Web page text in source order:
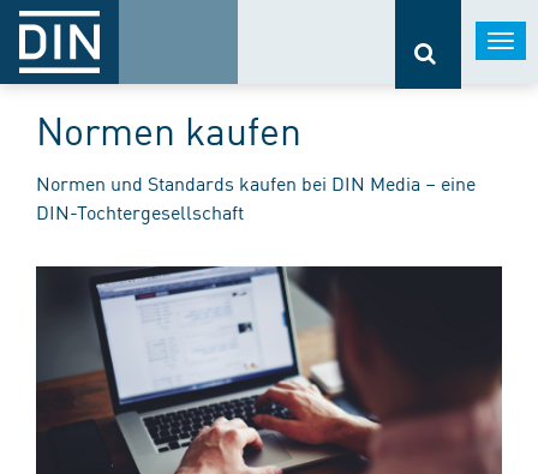
Normen kaufen
Normen und Standards kaufen bei DIN Media – eine
DIN-Tochtergesellschaft